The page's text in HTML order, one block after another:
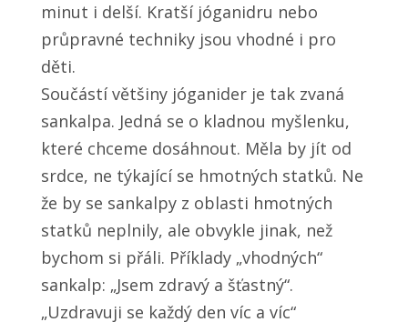
minut i delší. Kratší jóganidru nebo
průpravné techniky jsou vhodné i pro
děti.
Součástí většiny jóganider je tak zvaná
sankalpa. Jedná se o kladnou myšlenku,
které chceme dosáhnout. Měla by jít od
srdce, ne týkající se hmotných statků. Ne
že by se sankalpy z oblasti hmotných
statků neplnily, ale obvykle jinak, než
bychom si přáli. Příklady „vhodných“
sankalp: „Jsem zdravý a šťastný“.
„Uzdravuji se každý den víc a víc“